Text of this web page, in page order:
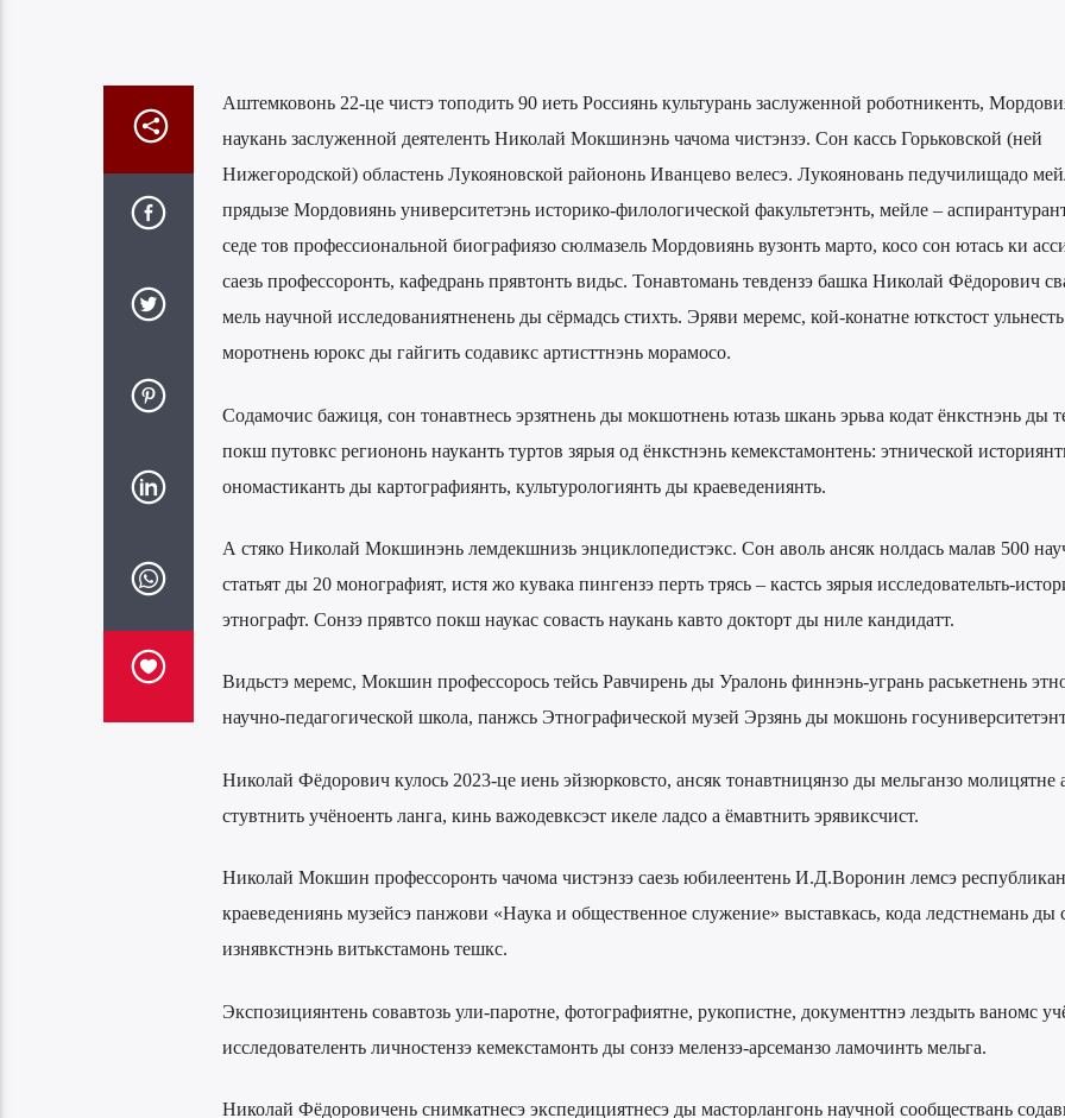
Аштемковонь 22-це чистэ топодить 90 иеть Россиянь культурань заслуженной роботникенть,
наукань заслуженной деятеленть Николай Мокшинэнь чачома чистэнзэ. Сон кассь Горьковской (ней
Нижегородской) областень Лукояновской райононь Иванцево велесэ. Лукояновань педучилищадо
прядызе Мордовиянь университетэнь историко-филологической факультетэнть, мейле –
седе тов профессиональной биографиязо сюлмазель Мордовиянь вузонть марто, косо сон ютась ки
саезь профессоронть, кафедрань прявтонть видьс. Тонавтомань тевдензэ башка Николай Фёдорович
мель научной исследованиятненень ды сёрмадсь стихть. Эряви меремс, кой-конатне юткстост ульнесть
моротнень юрокс ды гайгить содавикс артисттнэнь морамосо.
Содамочис бажиця, сон тонавтнесь эрзятнень ды мокшотнень ютазь шкань эрьва кодат ёнкстнэнь ды
покш путовкс региононь науканть туртов зярыя од ёнкстнэнь кемекстамонтень: этнической
ономастиканть ды картографиянть, культурологиянть ды краеведениянть.
А стяко Николай Мокшинэнь лемдекшнизь энциклопедистэкс. Сон аволь ансяк нолдась малав 500
статьят ды 20 монографият, истя жо кувака пингензэ перть трясь – кастсь зярыя исследовательть-
этнографт. Сонзэ прявтсо покш наукас совасть наукань кавто докторт ды ниле кандидатт.
Видьстэ меремс, Мокшин профессорось тейсь Равчирень ды Уралонь финнэнь-угрань раськетнень
научно-педагогической школа, панжсь Этнографической музей Эрзянь ды мокшонь
Николай Фёдорович кулось 2023-це иень эйзюрковсто, ансяк тонавтницянзо ды мельганзо молицятне
стувтнить учёноенть ланга, кинь важодевксэст икеле ладсо а ёмавтнить эрявиксчист.
Николай Мокшин профессоронть чачома чистэнзэ саезь юбилеентень И.Д.Воронин лемсэ
краеведениянь музейсэ панжови «Наука и общественное служение» выставкась, кода ледстнемань ды
изнявкстнэнь витькстамонь тешкс.
Экспозициянтень совавтозь ули-паротне, фотографиятне, рукопистне, документтнэ лездыть ваномс
исследователенть личностензэ кемекстамонть ды сонзэ мелензэ-арсеманзо ламочинть мельга.
Николай Фёдоровичень снимкатнесэ экспедициятнесэ ды масторлангонь научной сообществань